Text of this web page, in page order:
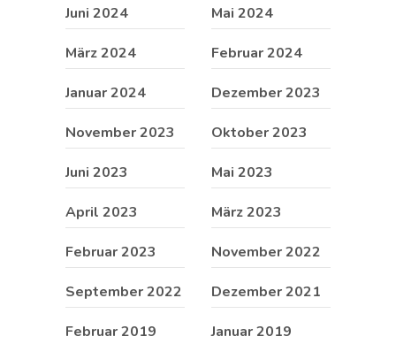
Juni 2024 Mai 2024
März 2024 Februar 2024
Januar 2024 Dezember 2023
November 2023 Oktober 2023
Juni 2023 Mai 2023
April 2023 März 2023
Februar 2023 November 2022
September 2022 Dezember 2021
Februar 2019 Januar 2019